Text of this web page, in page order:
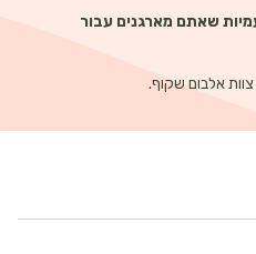
שאתם מארגנים עבור
צוות אלבום שקוף.